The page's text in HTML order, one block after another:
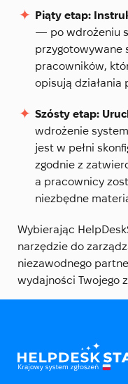
Piąty etap:
— po wdrożeniu
przygotowywane
pracowników,
opisują działania
Szósty etap:
wdrożenie
jest w pełni
zgodnie z
a pracownicy
niezbędne
Wybierając
narzędzie do
niezawodnego
wydajności Twojego